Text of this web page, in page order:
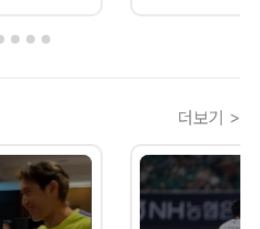
더보기 >